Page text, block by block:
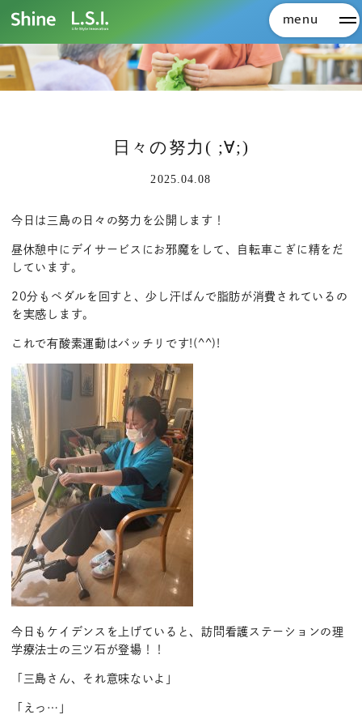
menu メ
日々の努力( ;∀;)
2025.04.08
今日は三島の日々の努力を公開します！
昼休憩中にデイサービスにお邪魔をして、自転車こぎに精をだ
しています。
20分もペダルを回すと、少し汗ばんで脂肪が消費されているの
を実感します。
これで有酸素運動はバッチリです!(^^)!
今日もケイデンスを上げていると、訪問看護ステーションの理
学療法士の三ツ石が登場！！
「三島さん、それ意味ないよ」
「えっ…」